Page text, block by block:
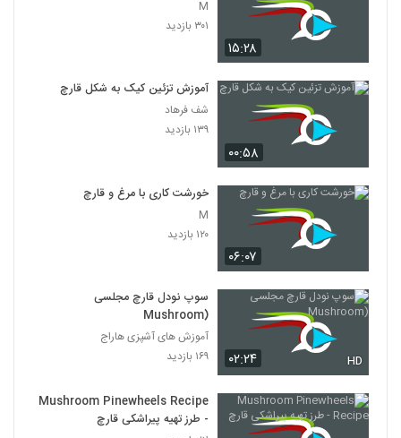
۱۵:۲۸
M
۳۰۱ بازدید
۰۰:۵۸
آموزش تزئین کیک به شکل قارچ
شف فرهاد
۱۳۹ بازدید
۰۶:۰۷
خورشت کاری با مرغ و قارچ
M
۱۲۰ بازدید
۰۲:۲۴ HD
سوپ نودل قارچ مجلسی
(Mushroom
آموزش های آشپزی هاراج
۱۶۹ بازدید
Mushroom Pinewheels Recipe
- طرز تهیه پیراشکی قارچ